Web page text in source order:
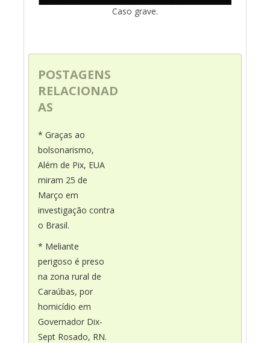
Caso grave.
POSTAGENS
RELACIONAD
AS
* Graças ao
bolsonarismo,
Além de Pix, EUA
miram 25 de
Março em
investigação contra
o Brasil.
* Meliante
perigoso é preso
na zona rural de
Caraúbas, por
homicídio em
Governador Dix-
Sept Rosado, RN.